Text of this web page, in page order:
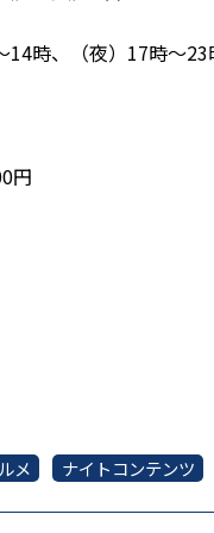
14時、（夜）17時～23
円
メ ナイトコンテンツ